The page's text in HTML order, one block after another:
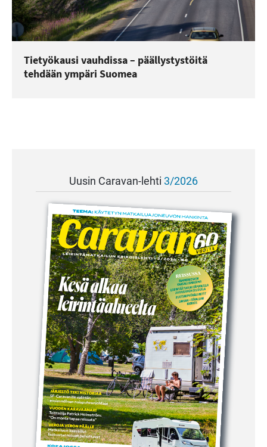
Tietyökausi vauhdissa – päällystystöitä
tehdään ympäri Suomea
Uusin Caravan-lehti 3/2026